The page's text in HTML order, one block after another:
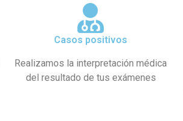
Casos positivos
Realizamos la interpretación médica
del resultado de tus exámenes